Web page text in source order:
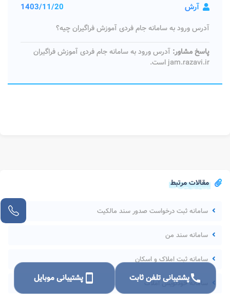
مقالات مرتبط
سامانه ثبت درخواست صدور سند مالکیت
سامانه سند من
سامانه ثبت املاک و اسکان
سامانه خودنویس املاک
آرش 1403/11/20
آدرس ورود به سامانه جام فردی آموزش فراگیران چیه؟
پاسخ مشاور: آدرس ورود به سامانه جام فردی آموزش فراگیران
jam.razavi.ir است.
callپشتیبانی تلفن ثابت smartphoneپشتیبانی موبایل